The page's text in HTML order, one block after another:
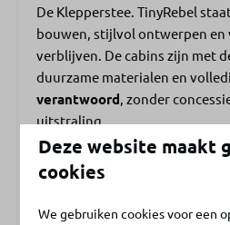
De Klepperstee. TinyRebel
bouwen, stijlvol ontwerpen
verblijven. De cabins zijn met
duurzame materialen en
verantwoord, zonder
uitstraling.
Verblijf je in één van deze
Klepperstee, dan kies je bewust
Deze website maakt
cookies
We gebruiken cookies voor een